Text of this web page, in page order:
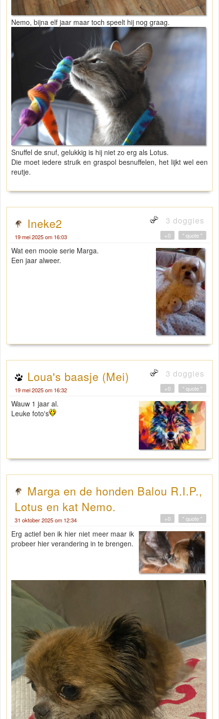
Nemo, bijna elf jaar maar toch speelt hij nog graag.
Snuffel de snuf, gelukkig is hij niet zo erg als Lotus.
Die moet iedere struik en graspol besnuffelen, het lijkt wel een
reutje.
Ineke2 3 doggies
19 mei 2025 om 16:03 " quote "
+0
Wat een mooie serie Marga.
Een jaar alweer.
Loua's baasje (Mei) 3 doggies
19 mei 2025 om 16:32 " quote "
+0
Wauw 1 jaar al.
Leuke foto's
Marga en de honden Balou R.I.P.,
Lotus en kat Nemo.
31 oktober 2025 om 12:34 " quote "
+0
Erg actief ben ik hier niet meer maar ik
probeer hier verandering in te brengen.